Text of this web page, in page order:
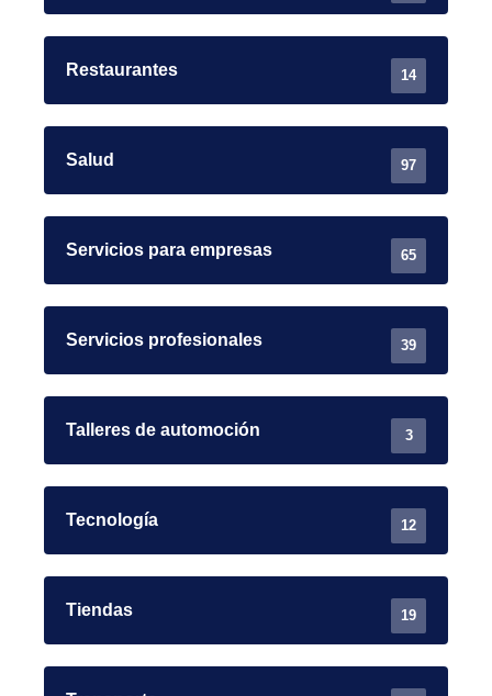
Restaurantes 14
Salud 97
Servicios para empresas 65
Servicios profesionales 39
Talleres de automoción 3
Tecnología 12
Tiendas 19